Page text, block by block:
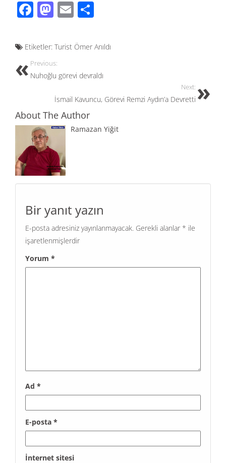
F
e
b
o
M
to
d
o
n
E
ail ar
Etiketler: Turist Ömer Anıldı
Previous:
Nuhoğlu görevi devraldı
Next:
İsmail Kavuncu, Görevi Remzi Aydın’a Devretti
About The Author
Ramazan Yiğit
Bir yanıt yazın
E-posta adresiniz yayınlanmayacak. Gerekli alanlar * ile
işaretlenmişlerdir
Yorum *
Ad *
E-posta *
İnternet sitesi